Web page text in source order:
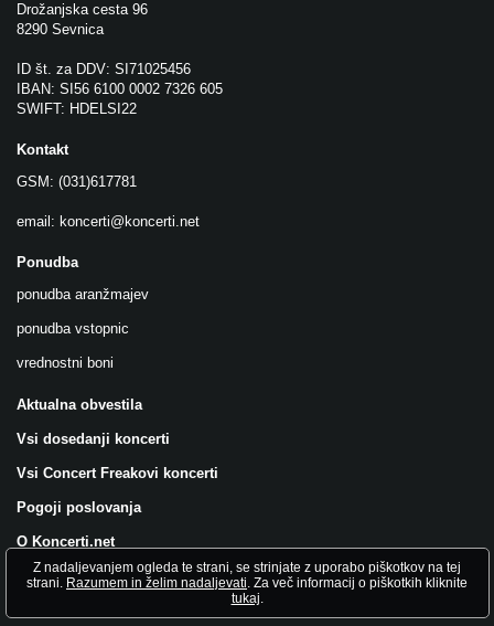
Drožanjska cesta 96
8290 Sevnica
ID št. za DDV: SI71025456
IBAN: SI56 6100 0002 7326 605
SWIFT: HDELSI22
Kontakt
GSM: (031)617781
email: koncerti@koncerti.net
Ponudba
ponudba aranžmajev
ponudba vstopnic
vrednostni boni
Aktualna obvestila
Vsi dosedanji koncerti
Vsi Concert Freakovi koncerti
Pogoji poslovanja
O Koncerti.net
Všečkajte nas na FB!
Z nadaljevanjem ogleda te strani, se strinjate z uporabo piškotkov na tej
strani. Razumem in želim nadaljevati. Za več informacij o piškotkih kliknite
tukaj.